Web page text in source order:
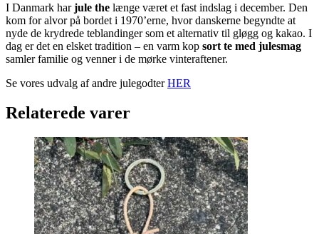
I Danmark harjule the længe været et fast indslag i december. Den
kom for alvor på bordet i 1970’erne, hvor danskerne begyndte at
nyde de krydrede teblandinger som et alternativ til gløgg og kakao. I
dag er det en elsket tradition – en varm kop sort te med julesmag
samler familie og venner i de mørke vinteraftener.
Se vores udvalg af andre julegodterHER
Relaterede varer